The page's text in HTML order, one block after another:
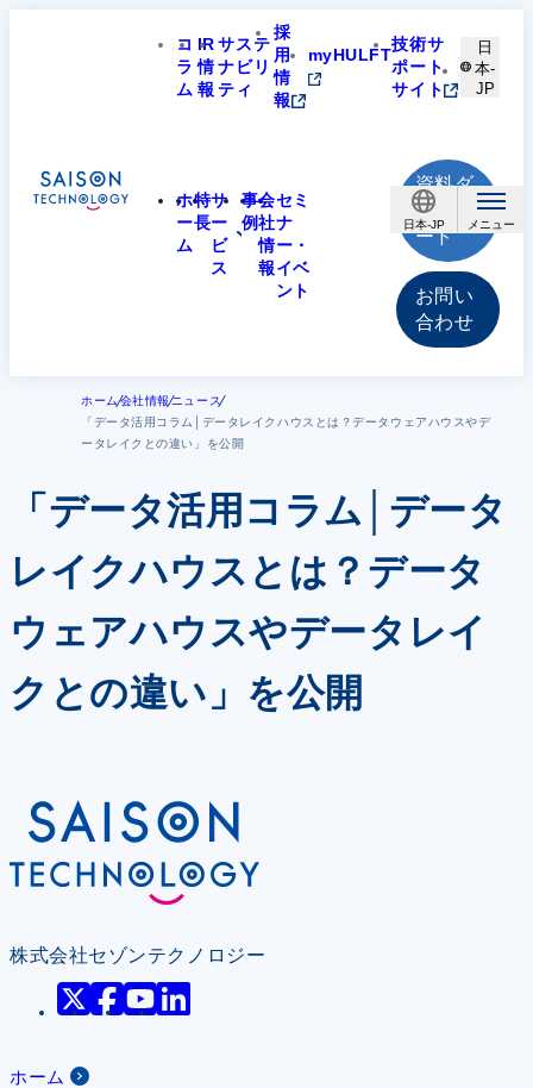
日本-JP
コ
ラ
ム
IR
情
報
サステ
ナビリ
ティ
採
用
情
報
myHULFT
技術サ
ポート
サイト
日
本-
JP
ホ
ー
ム
特
長
サ
ー
ビ
ス
事
例
会
社
情
報
セミ
ナ
ー・
イベ
ント
資料ダ
ウンロ
ード
お問い
合わせ
ホーム会社情報ニュース
「データ活用コラム│データレイクハウスとは？データウェアハウスやデ
ータレイクとの違い」を公開
「データ活用コラム│データ
レイクハウスとは？データ
ウェアハウスやデータレイ
クとの違い」を公開
株式会社セゾンテクノロジー
ホーム